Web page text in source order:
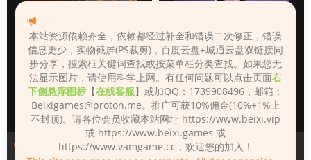
人物（Looks） 人物（Looks）
本站资源依赖齐全，依赖都经过补全和错误二次修正，错误
信息更少，实物截屏(PS裁剪)，百度云盘+城通云盘双链接同
步分享，搜索框关键词查找或按菜单栏分类查找。如果您无
法显示图片，请使用科学上网。有任何问题可以点击页面右
下侧悬浮图标 【在线客服】或加QQ：1739908496，邮箱：
Beixigames@proton.me。推广可获10%佣金(10%+1%上
不封顶)。请各位会员收藏本站网址 https://www.beixi.vip
或 https://www.beixi.games 或
https://www.vamgame.cc，欢迎您的加入！